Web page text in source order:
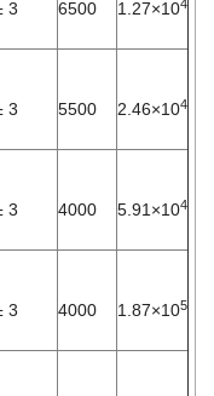
3 6500 1.27×104
3 5500 2.46×104
3 4000 5.91×104
3 4000 1.87×105